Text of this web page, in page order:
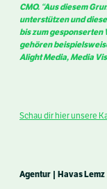
CMO. “Aus diesem
unterstützen und
bis zum gesponserten
gehören
Alight Media, Media
Schau dir hier unsere
Agentur | Havas Lemz